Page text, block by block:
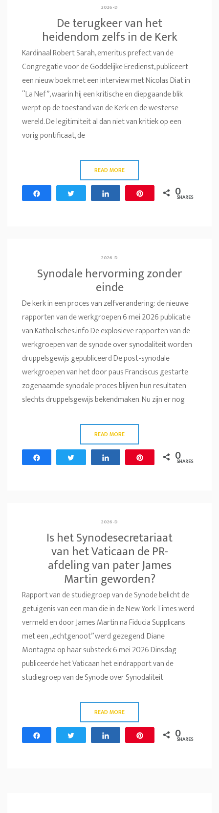
2026-D
De terugkeer van het
heidendom zelfs in de Kerk
Kardinaal Robert Sarah, emeritus prefect van de
Congregatie voor de Goddelijke Eredienst, publiceert
een nieuw boek met een interview met Nicolas Diat in
“La Nef”, waarin hij een kritische en diepgaande blik
werpt op de toestand van de Kerk en de westerse
wereld. De legitimiteit al dan niet van kritiek op een
vorig pontificaat, de
READ MORE
0
SHARES
2026-D
Synodale hervorming zonder
einde
De kerk in een proces van zelfverandering: de nieuwe
rapporten van de werkgroepen 6 mei 2026 publicatie
van Katholisches.info De explosieve rapporten van de
werkgroepen van de synode over synodaliteit worden
druppelsgewijs gepubliceerd De post-synodale
werkgroepen van het door paus Franciscus gestarte
zogenaamde synodale proces blijven hun resultaten
slechts druppelsgewijs bekendmaken. Nu zijn er nog
READ MORE
0
SHARES
2026-D
Is het Synodesecretariaat
van het Vaticaan de PR-
afdeling van pater James
Martin geworden?
Rapport van de studiegroep van de Synode belicht de
getuigenis van een man die in de New York Times werd
vermeld en door James Martin na Fiducia Supplicans
met een „echtgenoot” werd gezegend. Diane
Montagna op haar substeck 6 mei 2026 Dinsdag
publiceerde het Vaticaan het eindrapport van de
studiegroep van de Synode over Synodaliteit
READ MORE
0
SHARES